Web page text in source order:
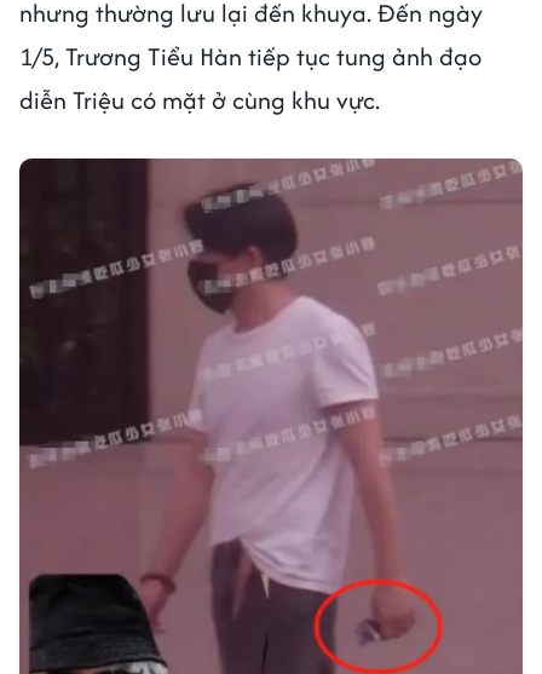
nhưng thường lưu lại đến khuya. Đến ngày
1/5, Trương Tiểu Hàn tiếp tục tung ảnh đạo
diễn Triệu có mặt ở cùng khu vực.